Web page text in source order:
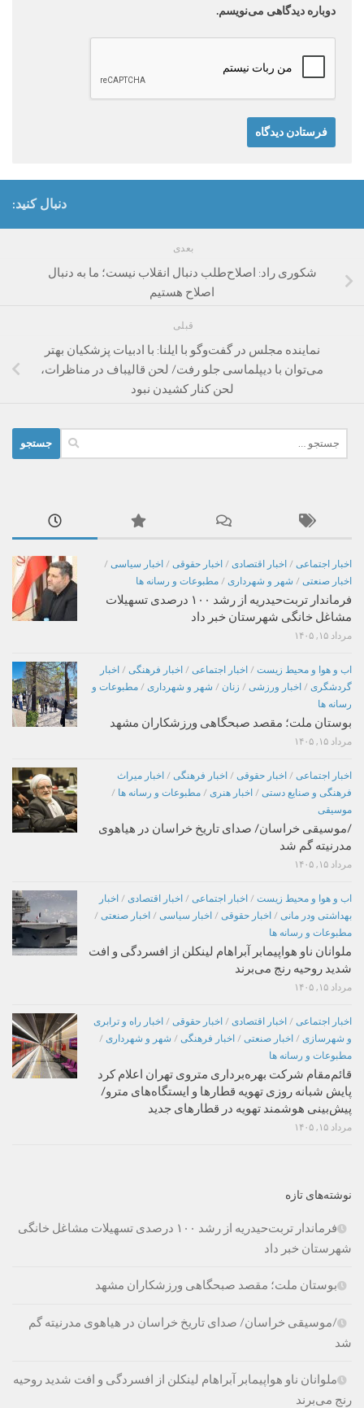
دوباره دیدگاهی می‌نویسم.
دنبال کنید:
بعدی
شکوری راد: اصلاح‌طلب دنبال انقلاب نیست؛ ما به دنبال
اصلاح هستیم
قبلی
نماینده مجلس در گفت‌وگو با ایلنا: با ادبیات پزشکیان بهتر
می‌توان با دیپلماسی جلو رفت/ لحن قالیباف در مناظرات،
لحن کنار کشیدن نبود
برای:
اخبار اجتماعی / اخبار اقتصادی / اخبار حقوقی / اخبار سیاسی /
اخبار صنعتی / شهر و شهرداری / مطبوعات و رسانه ها
فرماندار تربت‌حیدریه از رشد ۱۰۰ درصدی تسهیلات
مشاغل خانگی شهرستان خبر داد
مرداد ۱۵, ۱۴۰۵
اب و هوا و محیط زیست / اخبار اجتماعی / اخبار فرهنگی / اخبار
گردشگری / اخبار ورزشی / زنان / شهر و شهرداری / مطبوعات و
رسانه ها
بوستان ملت؛ مقصد صبحگاهی ورزشکاران مشهد
مرداد ۱۵, ۱۴۰۵
اخبار اجتماعی / اخبار حقوقی / اخبار فرهنگی / اخبار میراث
فرهنگی و صنایع دستی / اخبار هنری / مطبوعات و رسانه ها /
موسیقی
/موسیقی خراسان/ صدای تاریخ خراسان در هیاهوی
مدرنیته گم شد
مرداد ۱۵, ۱۴۰۵
اب و هوا و محیط زیست / اخبار اجتماعی / اخبار اقتصادی / اخبار
بهداشتی ودر مانی / اخبار حقوقی / اخبار سیاسی / اخبار صنعتی /
مطبوعات و رسانه ها
ملوانان ناو هواپیمابر آبراهام لینکلن از افسردگی و افت
شدید روحیه رنج می‌برند
مرداد ۱۵, ۱۴۰۵
اخبار اجتماعی / اخبار اقتصادی / اخبار حقوقی / اخبار راه و ترابری
و شهرسازی / اخبار صنعتی / اخبار فرهنگی / شهر و شهرداری /
مطبوعات و رسانه ها
قائم‌مقام شرکت بهره‌برداری متروی تهران اعلام کرد
پایش شبانه روزی تهویه قطارها و ایستگاه‌های مترو/
پیش‌بینی هوشمند تهویه در قطارهای جدید
مرداد ۱۵, ۱۴۰۵
نوشته‌های تازه
فرماندار تربت‌حیدریه از رشد ۱۰۰ درصدی تسهیلات مشاغل خانگی
شهرستان خبر داد
بوستان ملت؛ مقصد صبحگاهی ورزشکاران مشهد
/موسیقی خراسان/ صدای تاریخ خراسان در هیاهوی مدرنیته گم
شد
ملوانان ناو هواپیمابر آبراهام لینکلن از افسردگی و افت شدید روحیه
رنج می‌برند